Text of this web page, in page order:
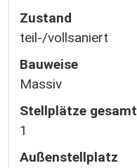
Zustand
teil-/vollsaniert
Bauweise
Massiv
Stellplätze gesamt
1
Außen­stellplatz